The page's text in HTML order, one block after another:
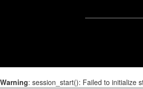
Warning: session_start(): Failed to initialize